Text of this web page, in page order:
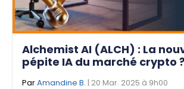
Alchemist AI (ALCH) : La
pépite IA du marché crypto ?
ParAmandine B. | 20 Mar. 2025 à 9h00